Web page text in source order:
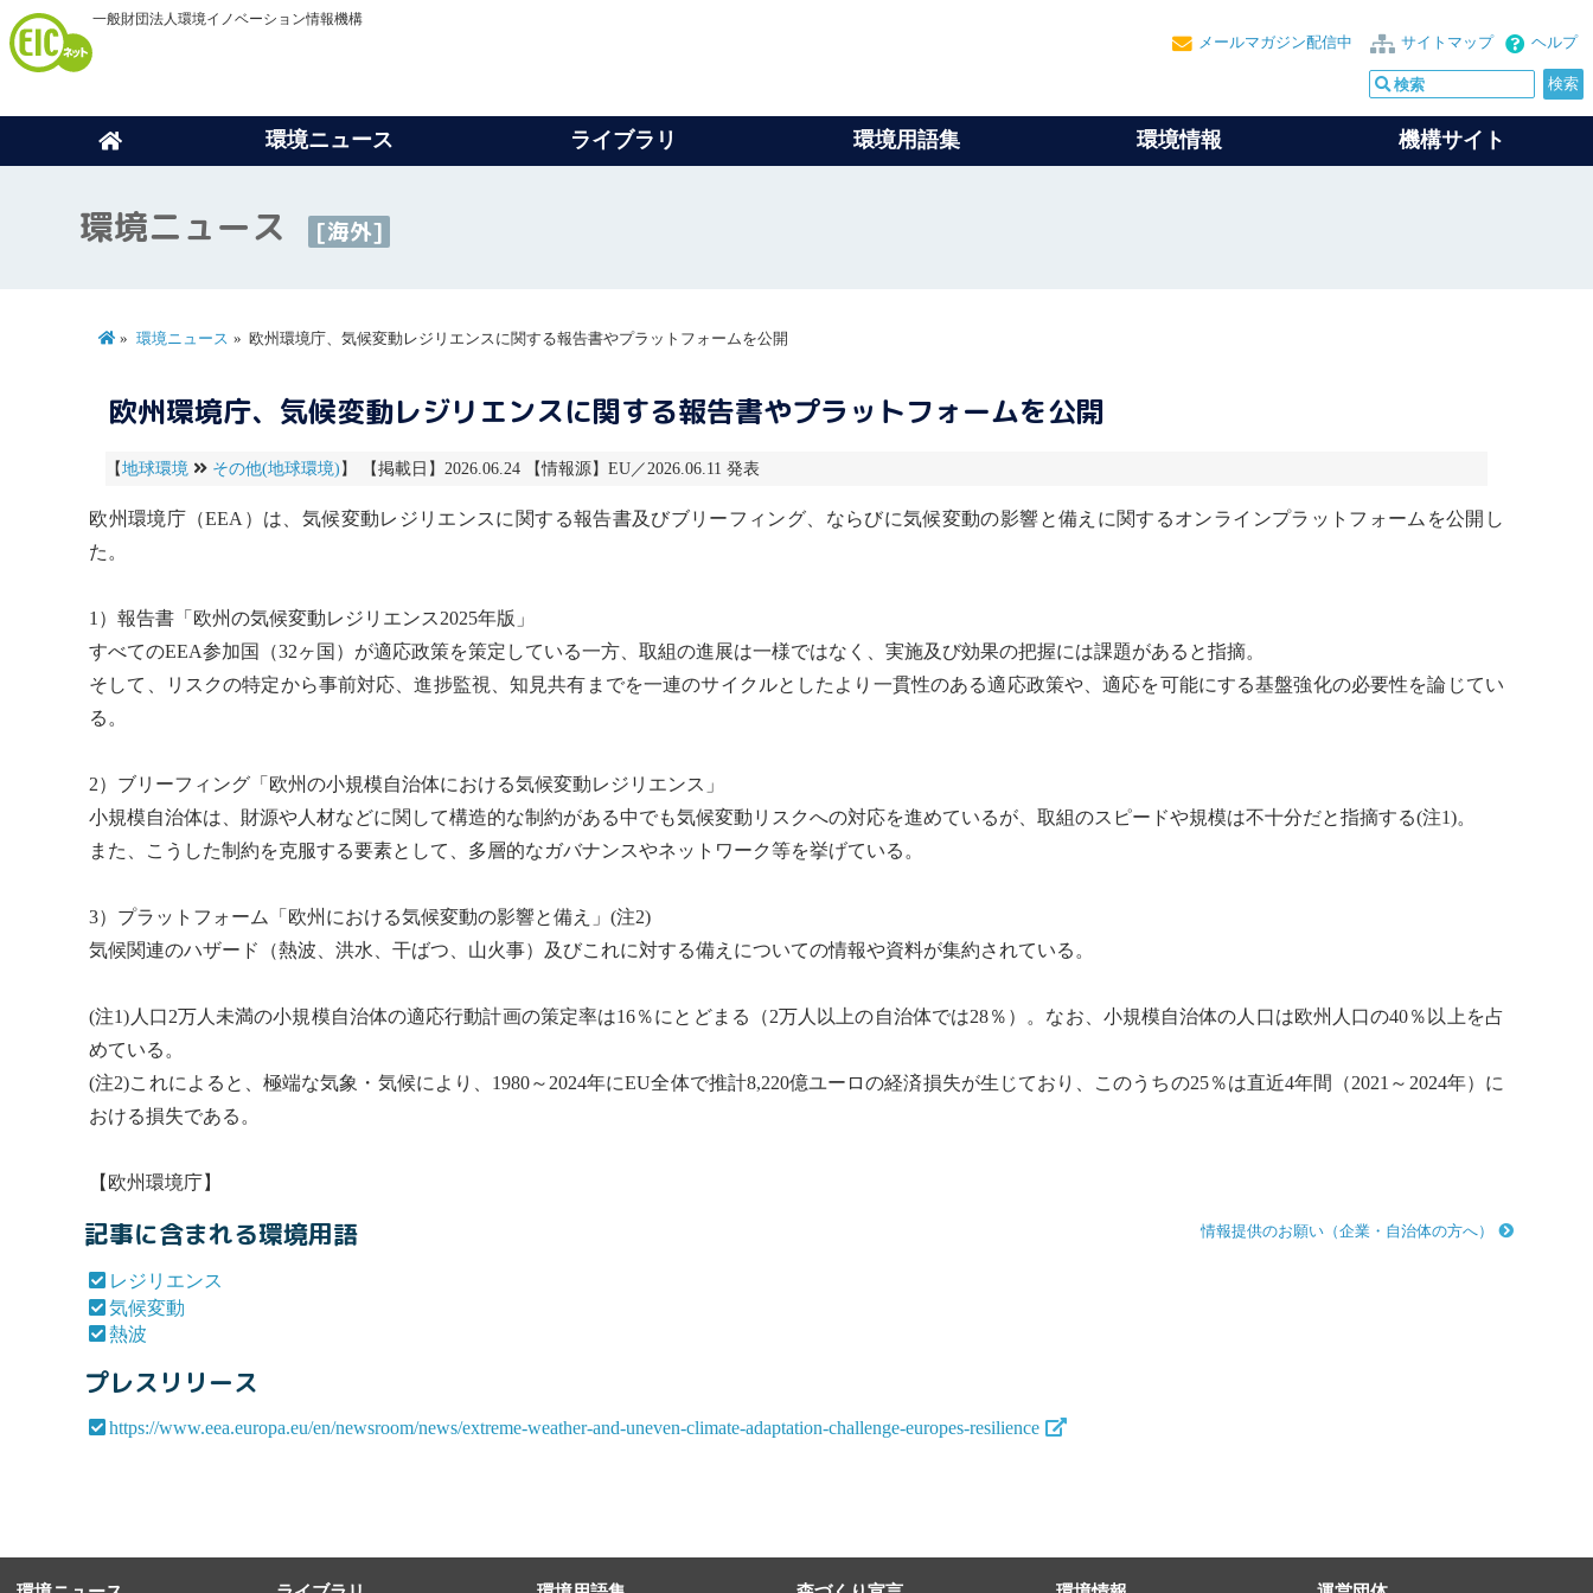
一般財団法人環境イノベーション情報機構
ヘルプ
サイトマップ
メールマガジン配信中
環境ニュース ライブラリ 環境用語集 環境情報 機構サイト
環境ニュース [海外]
環境ニュース 欧州環境庁、気候変動レジリエンスに関する報告書やプラットフォームを公開
欧州環境庁、気候変動レジリエンスに関する報告書やプラットフォームを公開
【地球環境 その他(地球環境) 】 【掲載日】2026.06.24 【情報源】EU／2026.06.11 発表
欧州環境庁（EEA）は、 気候変動レジリエンスに関する報告書及びブリーフィング、ならびに気候変動の影響と備えに関するオンラインプラットフォームを公開し
た。
1）報告書「欧州の気候変動レジリエンス2025年版」
すべてのEEA参加国（32ヶ国）が適応政策を策定している一方、取組の進展は一様ではなく、実施及び効果の把握には課題があると指摘。
そして、リスクの特定から事前対応、進捗監視、知見共有までを一連のサイクルとしたより一貫性のある適応政策や、適応を可能にする基盤強化の必要性を論じてい
る。
2）ブリーフィング「欧州の小規模自治体における気候変動レジリエンス 」
小規模自治体は、財源や人材などに関して構造的な制約がある中でも気候変動 リスクへの対応を進めているが、取組のスピードや規模は不十分だと指摘する(注1)。
また、こうした制約を克服する要素として、多層的なガバナンスやネットワーク等を挙げている。
3）プラットフォーム「欧州における気候変動の影響と備え」(注2)
気候関連のハザード（熱波 、洪水、干ばつ、山火事）及びこれに対する備えについての情報や資料が集約されている。
(注1)人口2万人未満の小規模自治体の適応行動計画の策定率は16％にとどまる（2万人以上の自治体では28％）。なお、小規模自治体の人口は欧州人口の40％以上を占
めている。
(注2)これによると、極端な気象・気候により、1980～2024年にEU全体で推計8,220億ユーロの経済損失が生じており、このうちの25％は直近4年間（2021～2024年）に
おける損失である。
【欧州環境庁】
情報提供のお願い（企業・自治体の方へ）
記事に含まれる環境用語
レジリエンス
気候変動
熱波
プレスリリース
https://www.eea.europa.eu/en/newsroom/news/extreme-weather-and-uneven-climate-adaptation-challenge-europes-resilience